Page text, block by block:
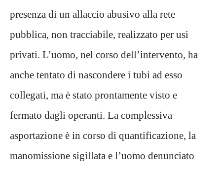
presenza di un allaccio abusivo alla rete
pubblica, non tracciabile, realizzato per usi
privati. L’uomo, nel corso dell’intervento, ha
anche tentato di nascondere i tubi ad esso
collegati, ma è stato prontamente visto e
fermato dagli operanti. La complessiva
asportazione è in corso di quantificazione, la
manomissione sigillata e l’uomo denunciato